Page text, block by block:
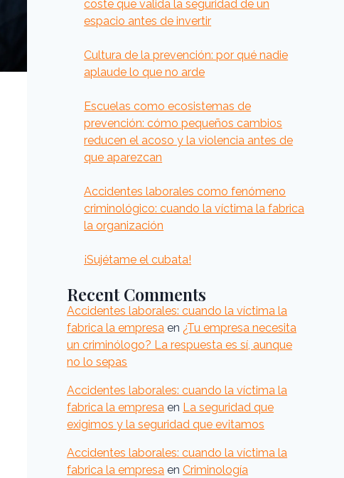
coste que valida la seguridad de un
espacio antes de invertir
Cultura de la prevención: por qué nadie
aplaude lo que no arde
Escuelas como ecosistemas de
prevención: cómo pequeños cambios
reducen el acoso y la violencia antes de
que aparezcan
Accidentes laborales como fenómeno
criminológico: cuando la víctima la fabrica
la organización
¡Sujétame el cubata!
Recent Comments
Accidentes laborales: cuando la víctima la
fabrica la empresa en ¿Tu empresa necesita
un criminólogo? La respuesta es sí, aunque
no lo sepas
Accidentes laborales: cuando la víctima la
fabrica la empresa en La seguridad que
exigimos y la seguridad que evitamos
Accidentes laborales: cuando la víctima la
fabrica la empresa enCriminología